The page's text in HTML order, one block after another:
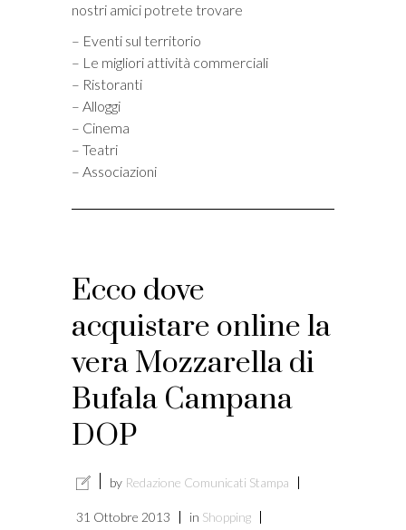
nostri amici potrete trovare
– Eventi sul territorio
– Le migliori attività commerciali
– Ristoranti
– Alloggi
– Cinema
– Teatri
– Associazioni
Ecco dove
acquistare online la
vera Mozzarella di
Bufala Campana
DOP
by Redazione Comunicati Stampa
31 Ottobre 2013 in Shopping